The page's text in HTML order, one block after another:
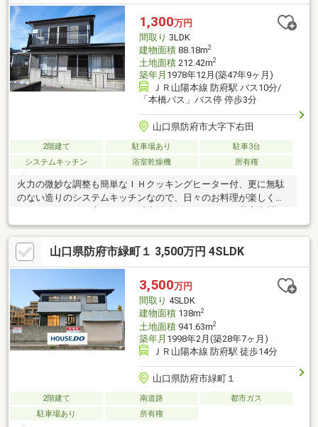
1,300万円
間取り 3LDK
建物面積88.18m2
土地面積212.42m2
築年月 1978年12月(築47年9ヶ月)
ＪＲ山陽本線 防府駅 バス10分/
「本橋バス」バス停 停歩3分
山口県防府市大字下右田
2階建て 駐車場あり
駐車3台
システムキッチン
浴室乾燥機 所有権
火力の微妙な調整も簡単なＩＨクッキングヒーター付、更に無駄
のない造りのシステムキッチンなので、日々のお料理が楽しくは
ちなみに一度に複数のおかず作りを同時進行できるコンロ３口以
上付です。自然に団らんが生まれる３ＬＤＫ。実際の空間をご自
身で体感ください。
山口県防府市緑町１ 3,500万円 4SLDK
3,500万円
間取り 4SLDK
建物面積138m2
土地面積941.63m2
築年月 1998年2月(築28年7ヶ月)
ＪＲ山陽本線 防府駅 徒歩14分
山口県防府市緑町１
2階建て 南道路
都市ガス
駐車場あり
所有権